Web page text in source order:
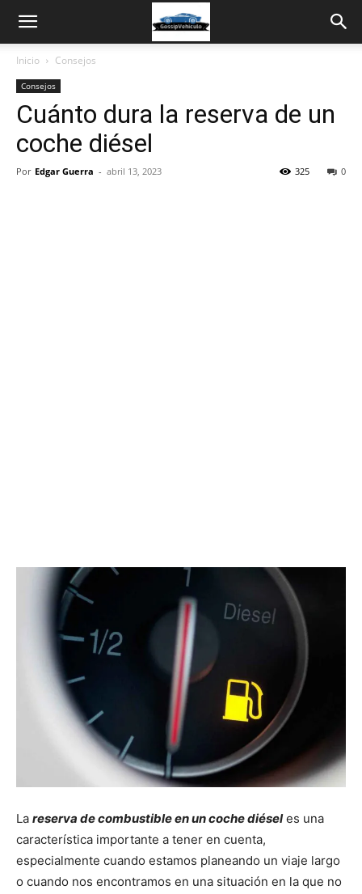
Inicio Consejos
Consejos
Cuánto dura la reserva de un
coche diésel
Por Edgar Guerra - abril 13, 2023 0
325
La reserva de combustible en un coche diésel es una
característica importante a tener en cuenta,
especialmente cuando estamos planeando un viaje largo
o cuando nos encontramos en una situación en la que no